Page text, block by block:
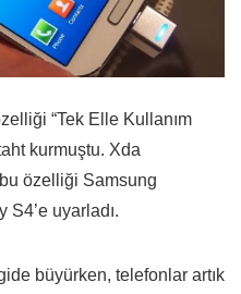
“Tek Elle Kullanım
kurmuştu. Xda
özelliği Samsung
uyarladı.
büyürken, telefonlar artık